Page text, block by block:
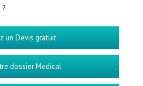
un Devis gratuit
dossier Medical